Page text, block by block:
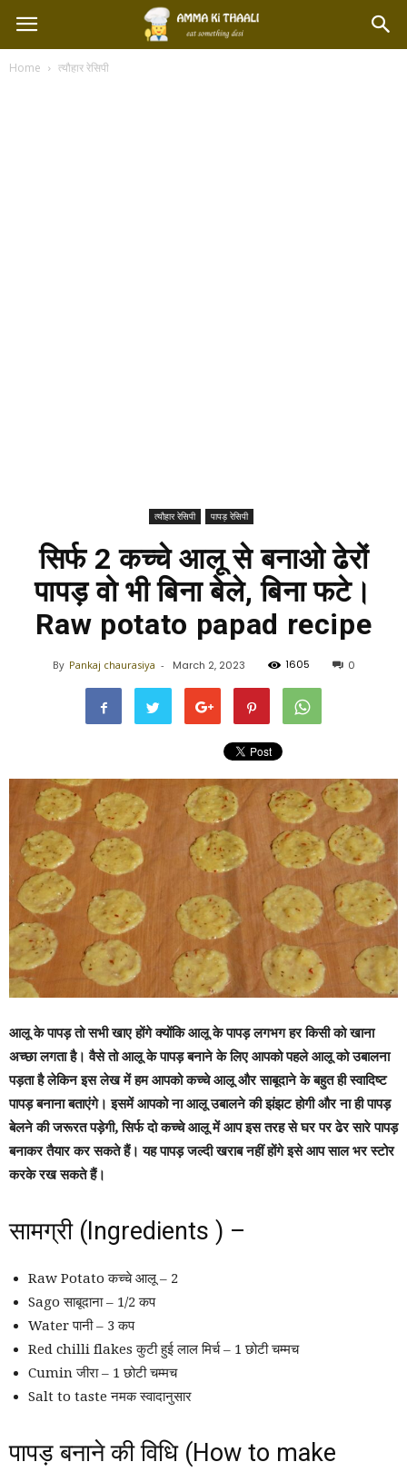
Home त्यौहार रेसिपी
त्यौहार रेसिपी पापड़ रेसिपी
सिर्फ 2 कच्चे आलू से बनाओ ढेरों
पापड़ वो भी बिना बेले, बिना फटे।
Raw potato papad recipe
By Pankaj chaurasiya - March 2, 2023 1605 0
आलू के पापड़ तो सभी खाए होंगे क्योंकि आलू के पापड़ लगभग हर किसी को खाना
अच्छा लगता है। वैसे तो आलू के पापड़ बनाने के लिए आपको पहले आलू को उबालना
पड़ता है लेकिन इस लेख में हम आपको कच्चे आलू और साबूदाने के बहुत ही स्वादिष्ट
पापड़ बनाना बताएंगे। इसमें आपको ना आलू उबालने की झंझट होगी और ना ही पापड़
बेलने की जरूरत पड़ेगी, सिर्फ दो कच्चे आलू में आप इस तरह से घर पर ढेर सारे पापड़
बनाकर तैयार कर सकते हैं। यह पापड़ जल्दी खराब नहीं होंगे इसे आप साल भर स्टोर
करके रख सकते हैं।
सामग्री (Ingredients ) –
Raw Potato कच्चे आलू – 2
Sago साबूदाना – 1/2 कप
Water पानी – 3 कप
Red chilli flakes कुटी हुई लाल मिर्च – 1 छोटी चम्मच
Cumin जीरा – 1 छोटी चम्मच
Salt to taste नमक स्वादानुसार
पापड़ बनाने की विधि (How to make